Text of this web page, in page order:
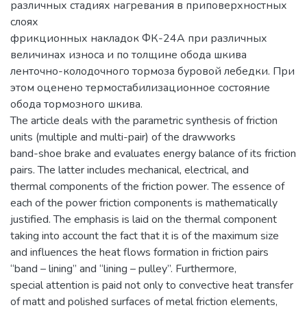
различных стадиях нагревания в приповерхностных
слоях
фрикционных накладок ФК-24А при различных
величинах износа и по толщине обода шкива
ленточно-колодочного тормоза буровой лебедки. При
этом оценено термостабилизационное состояние
обода тормозного шкива.
The article deals with the parametric synthesis of friction
units (multiple and multi-pair) of the drawworks
band-shoe brake and evaluates energy balance of its friction
pairs. The latter includes mechanical, electrical, and
thermal components of the friction power. The essence of
each of the power friction components is mathematically
justified. The emphasis is laid on the thermal component
taking into account the fact that it is of the maximum size
and influences the heat flows formation in friction pairs
“band – lining” and “lining – pulley”. Furthermore,
special attention is paid not only to convective heat transfer
of matt and polished surfaces of metal friction elements,